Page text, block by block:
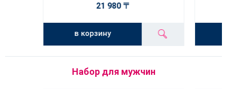
21 980 〒
в корзину
Набор для мужчин